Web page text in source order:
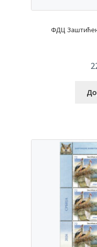
ФДЦ